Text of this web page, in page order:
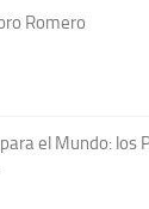
Romero
el Mundo: los